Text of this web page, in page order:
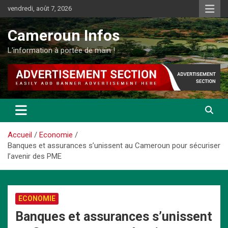
au
contenu
vendredi, août 7, 2026
Cameroun Infos
L'information à portée de main !
Accueil
Economie
Banques et assurances s’unissent au Cameroun pour sécuriser
l’avenir des PME
ECONOMIE
Banques et assurances s’unissent